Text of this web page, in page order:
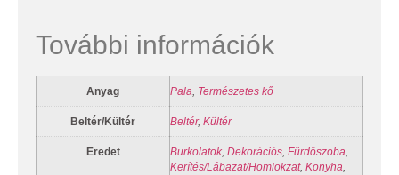
További információk
Anyag Pala Természetes kő
Beltér/Kültér Beltér, Kültér
Eredet Burkolatok Dekorációs Fürdőszoba
Kerítés/Lábazat/Homlokzat, Konyha